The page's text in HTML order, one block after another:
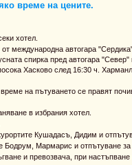
време на цените.
хотел.
международна автогара
спирка пред автогара
Хасково след 16:30 ч.
на пътуването се правят
в избрания хотел.
Кушадасъ, Дидим и
Бодрум, Мармарис и отпътуване за
и превозвача, при настъпване